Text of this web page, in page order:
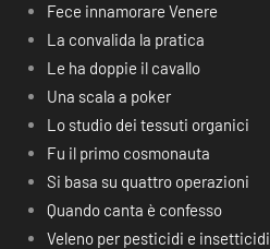
Fece innamorare Venere
La convalida la pratica
Le ha doppie il cavallo
Una scala a poker
Lo studio dei tessuti organici
Fu il primo cosmonauta
Si basa su quattro operazioni
Quando canta è confesso
Veleno per pesticidi e insetticidi